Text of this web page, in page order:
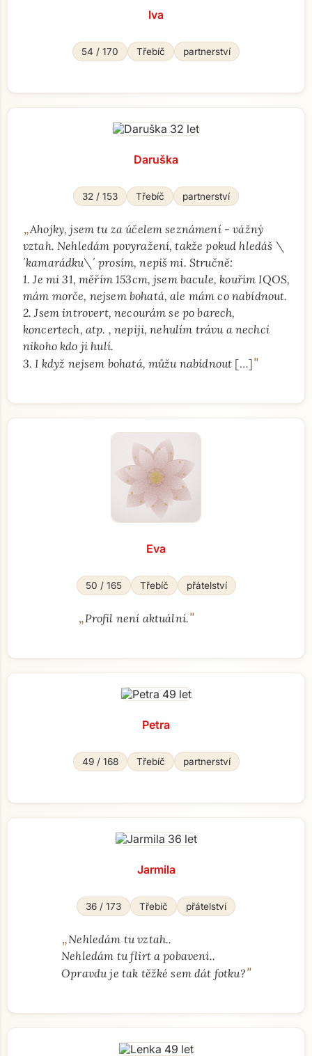
Iva
54 / 170 Třebíč partnerství
Daruška
32 / 153 Třebíč partnerství
„Ahojky, jsem tu za účelem seznámení - vážný
vztah. Nehledám povyražení, takže pokud hledáš \
´kamarádku\´ prosím, nepiš mi. Stručně:
1. Je mi 31, měřím 153cm, jsem bacule, kouřím IQOS,
mám morče, nejsem bohatá, ale mám co nabídnout.
2. Jsem introvert, necourám se po barech,
koncertech, atp. , nepiji, nehulím trávu a nechci
nikoho kdo ji hulí.
3. I když nejsem bohatá, můžu nabídnout […]"
Eva
50 / 165 Třebíč přátelství
„Profil není aktuální."
Petra
49 / 168 Třebíč partnerství
Jarmila
36 / 173 Třebíč přátelství
„Nehledám tu vztah..
Nehledám tu flirt a pobavení..
Opravdu je tak těžké sem dát fotku?"